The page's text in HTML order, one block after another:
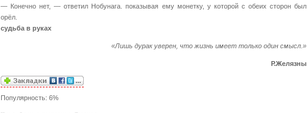
— Конечно нет, — ответил Нобунага. показывая ему монетку, у которой с обеих сторон был
орёл.
судьба в руках
«Лишь дурак уверен, что жизнь имеет только один смысл.»
Р.Желязны
Популярность: 6%